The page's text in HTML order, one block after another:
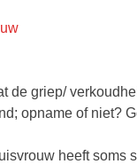
de griep/
opname of niet?
heeft